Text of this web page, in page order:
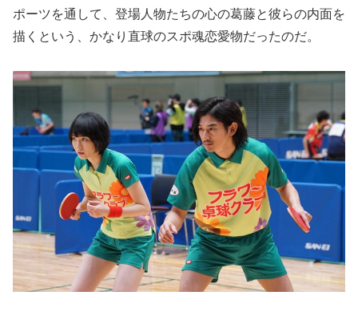
ポーツを通して、登場人物たちの心の葛藤と彼らの内面を
描くという、かなり直球のスポ魂恋愛物だったのだ。